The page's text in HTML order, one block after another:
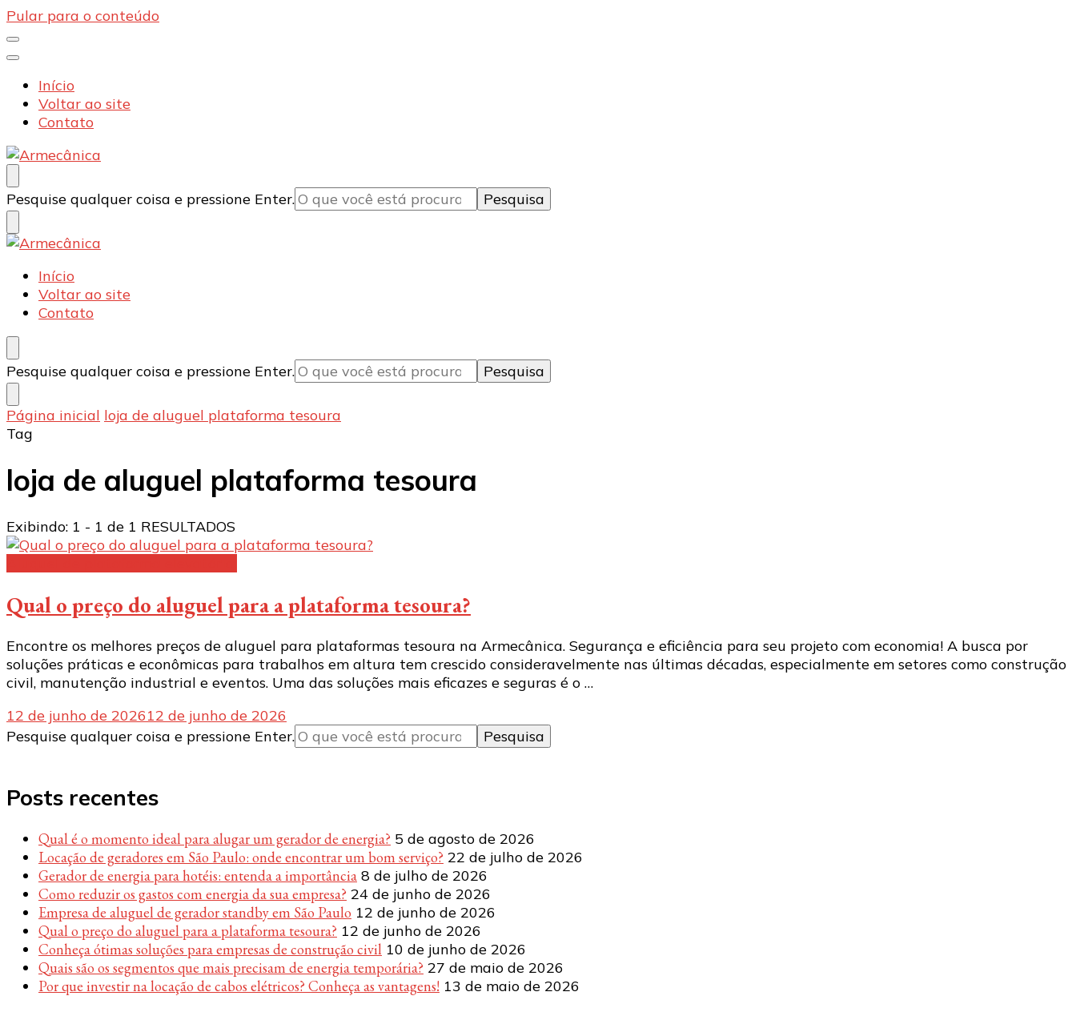
Pular para o conteúdo
Início
Voltar ao site
Contato
Armecânica
Blog
Procurando
algo?
Pesquise qualquer coisa e pressione Enter.
Armecânica
Blog
Início
Voltar ao site
Contato
Procurando
algo?
Pesquise qualquer coisa e pressione Enter.
Página inicial loja de aluguel plataforma tesoura
Tag
loja de aluguel plataforma tesoura
Exibindo: 1 - 1 de 1 RESULTADOS
Qual o preço do aluguel para a plataforma tesoura?
Encontre os melhores preços de aluguel para plataformas tesoura na Armecânica. Segurança e eficiência para seu projeto com economia! A busca por
soluções práticas e econômicas para trabalhos em altura tem crescido consideravelmente nas últimas décadas, especialmente em setores como construção
civil, manutenção industrial e eventos. Uma das soluções mais eficazes e seguras é o …
12 de junho de 202612 de junho de 2026
Procurando
Pesquise qualquer coisa e pressione Enter.
Posts recentes
Qual é o momento ideal para alugar um gerador de energia? 5 de agosto de 2026
Locação de geradores em São Paulo: onde encontrar um bom serviço? 22 de julho de 2026
Gerador de energia para hotéis: entenda a importância 8 de julho de 2026
Como reduzir os gastos com energia da sua empresa? 24 de junho de 2026
Empresa de aluguel de gerador standby em São Paulo 12 de junho de 2026
Qual o preço do aluguel para a plataforma tesoura? 12 de junho de 2026
Conheça ótimas soluções para empresas de construção civil 10 de junho de 2026
Quais são os segmentos que mais precisam de energia temporária? 27 de maio de 2026
Por que investir na locação de cabos elétricos? Conheça as vantagens! 13 de maio de 2026